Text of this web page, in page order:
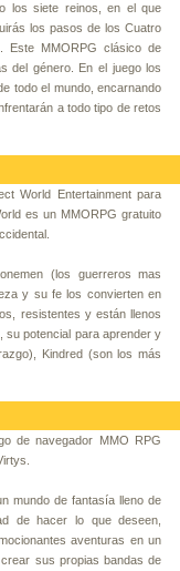
los siete reinos, en el que
los pasos de los Cuatro
Este MMORPG clásico de
del género. En el juego los
todo el mundo, encarnando
a todo tipo de retos
World Entertainment para
es un MMORPG gratuito
(los guerreros mas
y su fe los convierten en
resistentes y están llenos
su potencial para aprender y
Kindred (son los más
de navegador MMO RPG
mundo de fantasía lleno de
de hacer lo que deseen,
aventuras en un
sus propias bandas de